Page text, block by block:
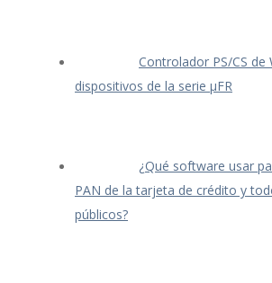
Controlador PS/CS de
dispositivos de la serie μFR
¿Qué software usar
PAN de la tarjeta de crédito y
públicos?